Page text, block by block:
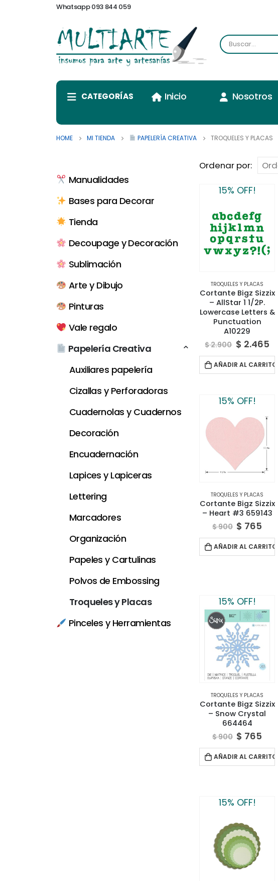
Whatsapp 093 844 059
CATEGORÍAS Inicio Nosotros
HOME MI TIENDA PAPELERÍA CREATIVA TROQUELES Y PLACAS
Ordenar por:
15% OFF!
TROQUELES Y PLACAS
Cortante Bigz Sizzix
– AllStar 1 1/2P.
Lowercase Letters &
Punctuation
A10229
$2.900 $ 2.465
AÑADIR AL CARRITO
15% OFF!
TROQUELES Y PLACAS
Cortante Bigz Sizzix
– Heart #3 659143
$900 $ 765
AÑADIR AL CARRITO
15% OFF!
TROQUELES Y PLACAS
Cortante Bigz Sizzix
– Snow Crystal
664464
$900 $ 765
AÑADIR AL CARRITO
15% OFF!
Manualidades
Bases para Decorar
Tienda
Decoupage y Decoración
Sublimación
Arte y Dibujo
Pinturas
Vale regalo
Papelería Creativa
Auxiliares papelería
Cizallas y Perforadoras
Cuadernolas y Cuadernos
Decoración
Encuadernación
Lapices y Lapiceras
Lettering
Marcadores
Organización
Papeles y Cartulinas
Polvos de Embossing
Troqueles y Placas
Pinceles y Herramientas